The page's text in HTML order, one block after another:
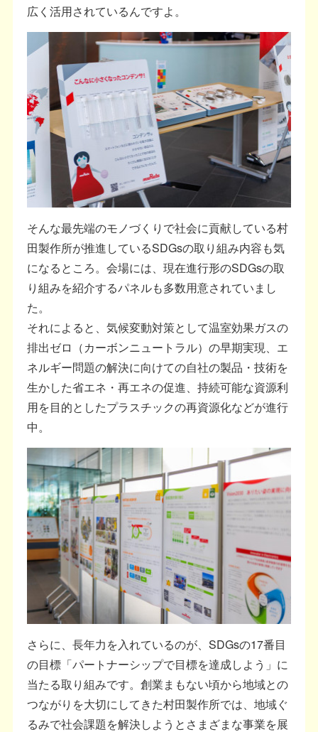
広く活用されているんですよ。
そんな最先端のモノづくりで社会に貢献している村
田製作所が推進しているSDGsの取り組み内容も気
になるところ。会場には、現在進行形のSDGsの取
り組みを紹介するパネルも多数用意されていまし
た。
それによると、気候変動対策として温室効果ガスの
排出ゼロ（カーボンニュートラル）の早期実現、エ
ネルギー問題の解決に向けての自社の製品・技術を
生かした省エネ・再エネの促進、持続可能な資源利
用を目的としたプラスチックの再資源化などが進行
中。
さらに、長年力を入れているのが、SDGsの17番目
の目標「パートナーシップで目標を達成しよう」に
当たる取り組みです。創業まもない頃から地域との
つながりを大切にしてきた村田製作所では、地域ぐ
るみで社会課題を解決しようとさまざまな事業を展